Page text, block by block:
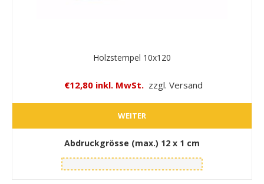
Holzstempel 10x120
€12,80 inkl. MwSt. zzgl. Versand
WEITER
Abdruckgrösse (max.) 12 x 1 cm